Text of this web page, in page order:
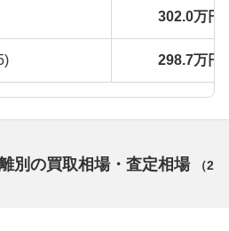
302.0万円
298.7万円
別の買取相場・査定相場 （2